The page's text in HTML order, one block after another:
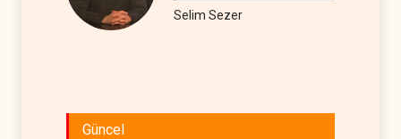
Selim Sezer
Güncel